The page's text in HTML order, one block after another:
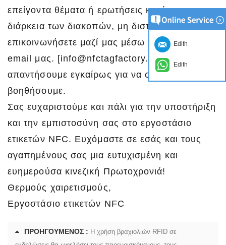
επείγοντα θέματα ή ερωτήσεις κατά τη
διάρκεια των διακοπών, μη διστάσετε να
επικοινωνήσετε μαζί μας μέσω του επίσημου
email μας. [info@nfctagfactory.com] και θα
απαντήσουμε εγκαίρως για να σας
βοηθήσουμε.
Σας ευχαριστούμε και πάλι για την υποστήριξη
και την εμπιστοσύνη σας στο εργοστάσιο
ετικετών NFC. Ευχόμαστε σε εσάς και τους
αγαπημένους σας μια ευτυχισμένη και
ευημερούσα κινεζική Πρωτοχρονιά!
Θερμούς χαιρετισμούς,
Εργοστάσιο ετικετών NFC
ΠΡΟΗΓΟΎΜΕΝΟΣ : Η χρήση βραχιολιών RFID σε
Edith
Edith